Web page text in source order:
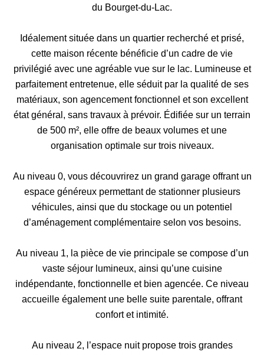
du Bourget-du-Lac.
Idéalement située dans un quartier recherché et prisé,
cette maison récente bénéficie d’un cadre de vie
privilégié avec une agréable vue sur le lac. Lumineuse et
parfaitement entretenue, elle séduit par la qualité de ses
matériaux, son agencement fonctionnel et son excellent
état général, sans travaux à prévoir. Édifiée sur un terrain
de 500 m², elle offre de beaux volumes et une
organisation optimale sur trois niveaux.
Au niveau 0, vous découvrirez un grand garage offrant un
espace généreux permettant de stationner plusieurs
véhicules, ainsi que du stockage ou un potentiel
d’aménagement complémentaire selon vos besoins.
Au niveau 1, la pièce de vie principale se compose d’un
vaste séjour lumineux, ainsi qu’une cuisine
indépendante, fonctionnelle et bien agencée. Ce niveau
accueille également une belle suite parentale, offrant
confort et intimité.
Au niveau 2, l’espace nuit propose trois grandes